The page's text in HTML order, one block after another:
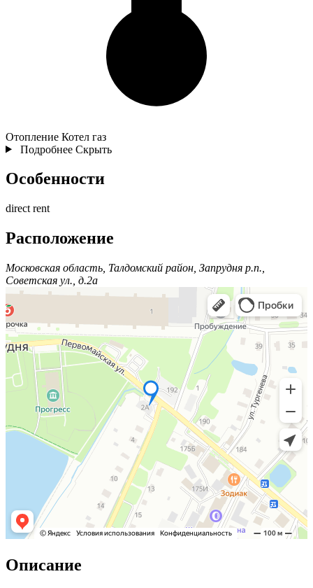
Отопление Котел газ
Подробнее Скрыть
Особенности
direct rent
Расположение
Московская область, Талдомский район, Запрудня р.п.,
Советская ул., д.2а
Описание